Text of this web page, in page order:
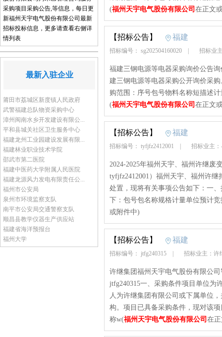
采购项目采购公告,等信息，每日更
新福州天宇电气股份有限公司最新
招标投标信息，更多请查看右侧详
情列表
最新入驻企业
莆田市荔城区新度镇人民政府
武警福建总队物资采购中心
漳州闽南水乡开发建设有限公...
平和县城关社区卫生服务中心
福建龙州工业园建设发展有限...
福建林业职业技术学院
邵武市第二医院
福建中医药大学附属人民医院
福建龙源风力发电有限责任公...
福州市公安局
泉州市环境监察支队
南平市公安局交通警察支队
顺昌县教学仪器生产供应站
福建省海洋预报台
福州大学
(福州天宇电气股份有限公司 在正文
【招标公告】 福建
招标编号： sg202504160020 招标业
福建三钢电源等电器采购询价公告询
建三钢电源等电器采购公开询价采
购范围：序号包号物料名称短描述
(福州天宇电气股份有限公司 在正文
【招标公告】 福建
招标编号： tyfjfz2412001 招标业主
2024-2025年福州天宇、福州许继废
tyfjfz2412001）福州天宇、福州许
处置，现将有关事项公告如下：一
下：包号包名称规格计量单位预计
或附件中)
【招标公告】 福建
招标编号： jtfg240315 招标业主：
许继集团福州天宇电气股份有限公
jtfg240315一、采购条件项目单位为
人为许继集团有限公司或下属单位
构。项目已具备采购条件，现对该
称w(福州天宇电气股份有限公司 在